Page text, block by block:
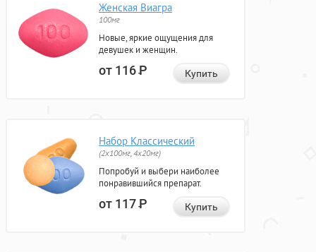
Женская Виагра
100мг
Новые, яркие ощущения для
девушек и женщин.
от 116Р Купить
Набор Классический
(2x100мг, 4x20мг)
Попробуй и выбери наиболее
понравившийся препарат.
от 117Р Купить